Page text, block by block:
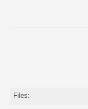
Organograma
Files: